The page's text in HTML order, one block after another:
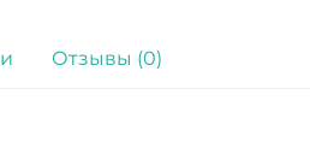
Отзывы (0)